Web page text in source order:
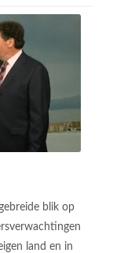
blik op
land en in